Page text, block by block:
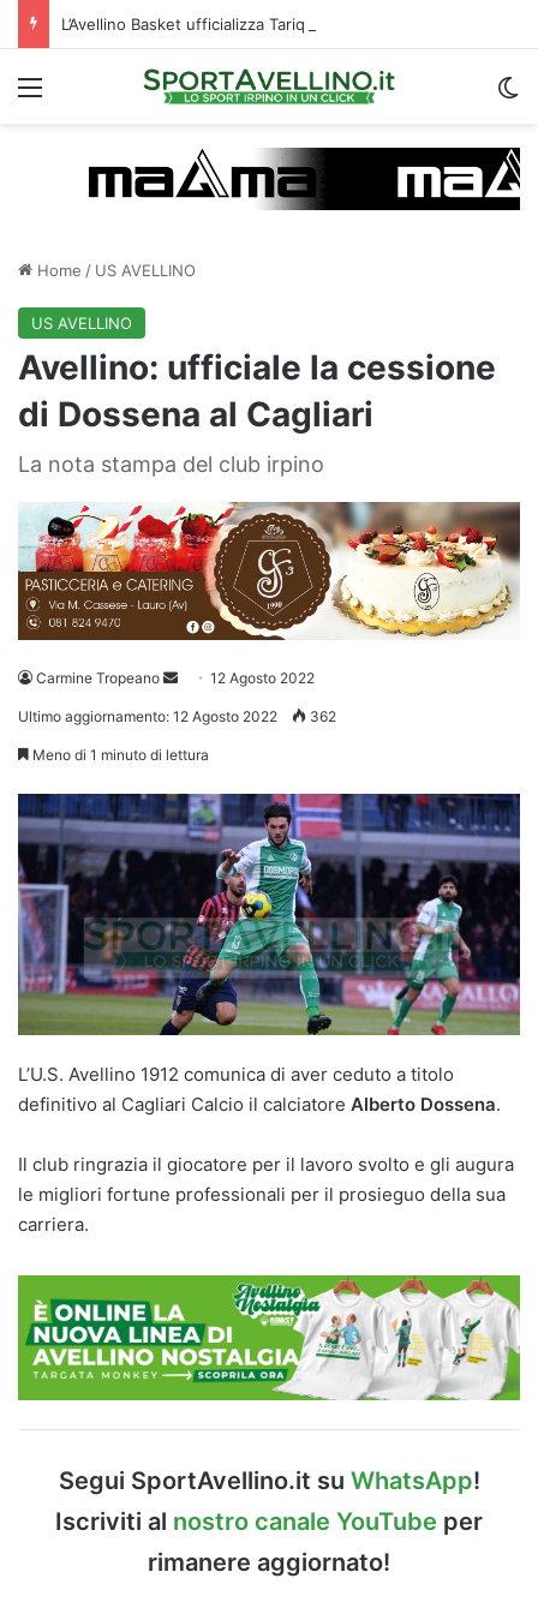
Menu
Home / US AVELLINO
US AVELLINO
Avellino: ufficiale la cessione
di Dossena al Cagliari
La nota stampa del club irpino
Carmine Tropeano
Invia 12 Agosto 2022
Ultimo aggiornamento: 12 Agosto 2022 362
Meno di 1 minuto di lettura
L’U.S. Avellino 1912 comunica di aver ceduto a titolo
definitivo al Cagliari Calcio il calciatore Alberto Dossena.
Il club ringrazia il giocatore per il lavoro svolto e gli augura
le migliori fortune professionali per il prosieguo della sua
carriera.
Segui SportAvellino.it su WhatsApp!
Iscriviti al nostro canale YouTube per
rimanere aggiornato!